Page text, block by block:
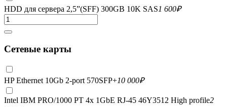
HDD для сервера 2,5”(SFF) 300GB 10K SAS1 600₽
Сетевые карты
HP Ethernet 10Gb 2-port 570SFP+10 000₽
Intel IBM PRO/1000 PT 4x 1GbE RJ-45 46Y3512 High profile2